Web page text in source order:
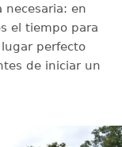
necesaria: en
el tiempo para
perfecto
de iniciar un